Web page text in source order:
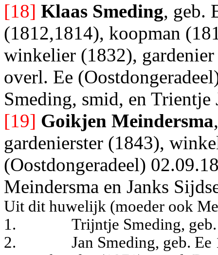
[18] Klaas Smeding, geb.
(1812,1814), koopman
winkelier (1832),
overl. Ee
Smeding, smid, en
[19] Goikjen Meindersma
gardenierster (1843),
(Oostdongeradeel)
Meindersma en Janks
Uit dit huwelijk (moeder ook
1.
Trijntje Smeding,
2.
Jan Smeding, geb.